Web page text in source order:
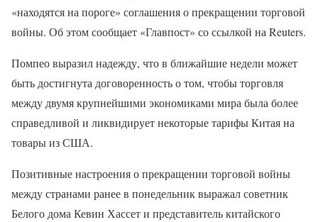
«находятся на пороге» соглашения о прекращении торговой
войны. Об этом сообщает «Главпост» со ссылкой на Reuters.
Помпео выразил надежду, что в ближайшие недели может
быть достигнута договоренность о том, чтобы торговля
между двумя крупнейшими экономиками мира была более
справедливой и ликвидирует некоторые тарифы Китая на
товары из США.
Позитивные настроения о прекращении торговой войны
между странами ранее в понедельник выражал советник
Белого дома Кевин Хассет и представитель китайского